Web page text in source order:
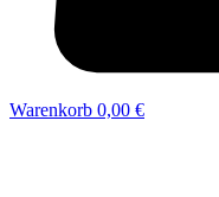
Warenkorb 0,00 €